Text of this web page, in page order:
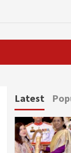
Latest